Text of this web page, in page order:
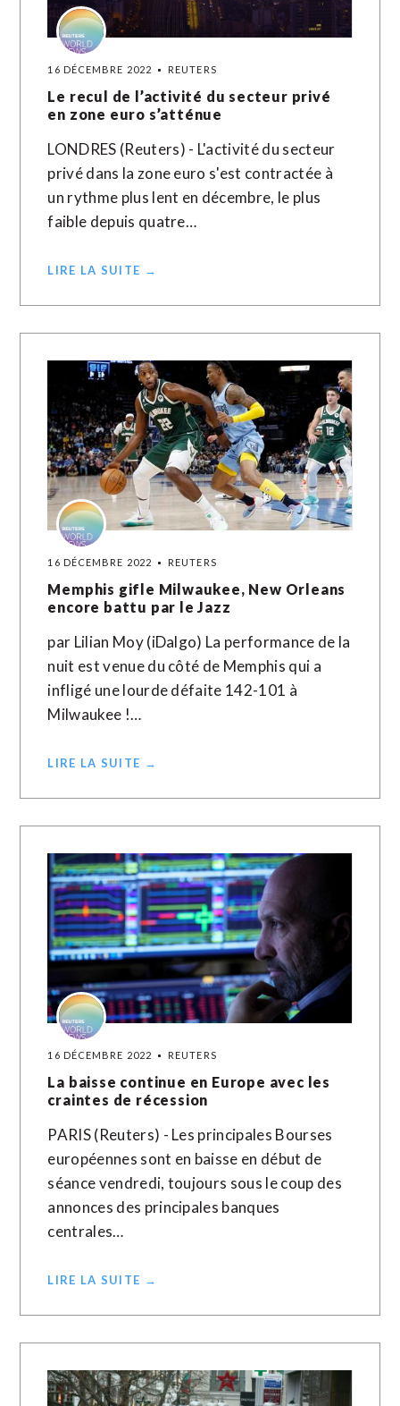
16 DÉCEMBRE 2022 REUTERS
Le recul de l’activité du secteur privé
en zone euro s’atténue
LONDRES (Reuters) - L'activité du secteur
privé dans la zone euro s'est contractée à
un rythme plus lent en décembre, le plus
faible depuis quatre…
LIRE LA SUITE →
16 DÉCEMBRE 2022 REUTERS
Memphis gifle Milwaukee, New Orleans
encore battu par le Jazz
par Lilian Moy (iDalgo) La performance de la
nuit est venue du côté de Memphis qui a
infligé une lourde défaite 142-101 à
Milwaukee !…
LIRE LA SUITE →
16 DÉCEMBRE 2022 REUTERS
La baisse continue en Europe avec les
craintes de récession
PARIS (Reuters) - Les principales Bourses
européennes sont en baisse en début de
séance vendredi, toujours sous le coup des
annonces des principales banques
centrales…
LIRE LA SUITE →